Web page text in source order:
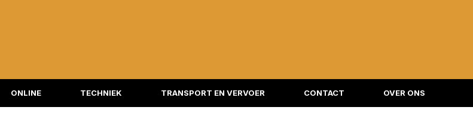
ONLINE TECHNIEK TRANSPORT EN VERVOER CONTACT OVER ONS